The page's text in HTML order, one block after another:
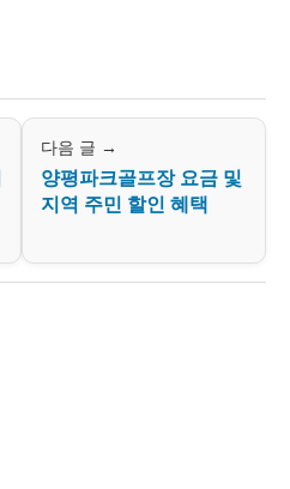
다음 글 →
양평파크골프장 요금 및
지역 주민 할인 혜택